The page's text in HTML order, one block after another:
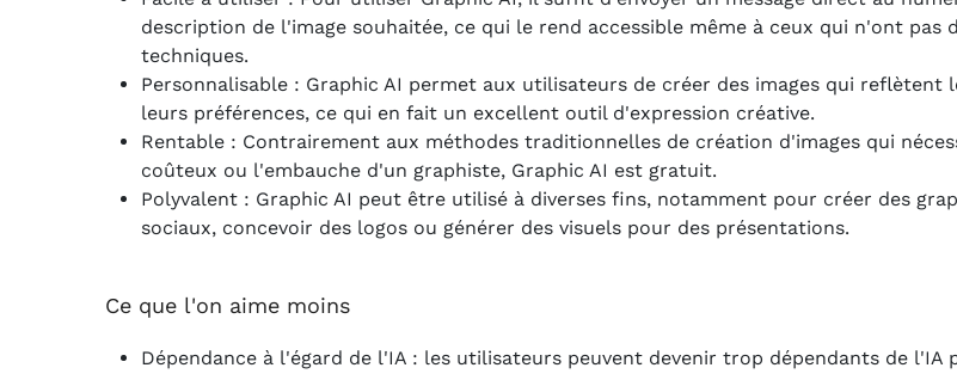
description de l'image souhaitée, ce qui le rend accessible même à ceux qui n'ont pas
techniques.
Personnalisable : Graphic AI permet aux utilisateurs de créer des images qui reflètent
leurs préférences, ce qui en fait un excellent outil d'expression créative.
Rentable : Contrairement aux méthodes traditionnelles de création d'images qui
coûteux ou l'embauche d'un graphiste, Graphic AI est gratuit.
Polyvalent : Graphic AI peut être utilisé à diverses fins, notamment pour créer des
sociaux, concevoir des logos ou générer des visuels pour des présentations.
Ce que l'on aime moins
Dépendance à l'égard de l'IA : les utilisateurs peuvent devenir trop dépendants de l'IA